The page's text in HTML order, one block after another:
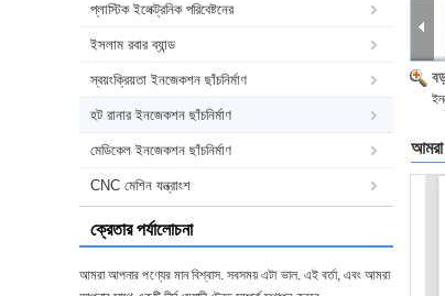
প্লাস্টিক ইলেক্ট্রনিক পরিবেষ্টনের
ইসলাম রবার ব্যান্ড
স্বয়ংক্রিয়তা ইনজেকশন ছাঁচনির্মাণ
হট রানার ইনজেকশন ছাঁচনির্মাণ
মেডিকেল ইনজেকশন ছাঁচনির্মাণ
CNC মেশিন যন্ত্রাংশ
ক্রেতার পর্যালোচনা
আমরা আপনার পণ্যের মান বিশ্বাস. সবসময় এটা ভাল. এই বর্তা, এবং আমরা
আমরা